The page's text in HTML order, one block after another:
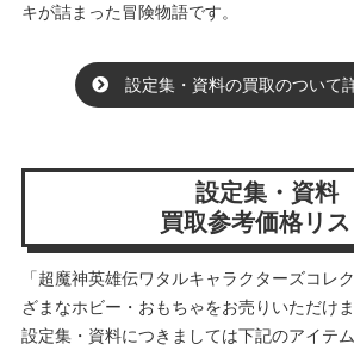
キが詰まった冒険物語です。
設定集・資料の買取のついて
設定集・資料
買取参考価格リス
「超魔神英雄伝ワタルキャラクターズコレ
ざまなホビー・おもちゃをお売りいただけま
設定集・資料につきましては下記のアイテ